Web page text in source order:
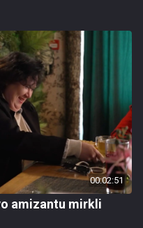
00:02:51
amizantu mirkli